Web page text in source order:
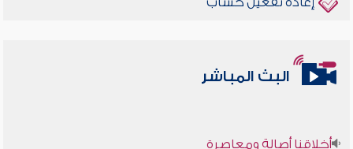
البث المباشر
أخلاقنا أصالة ومعاصرة